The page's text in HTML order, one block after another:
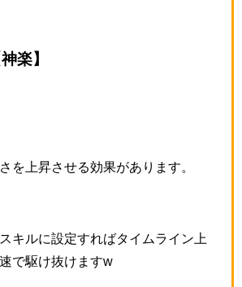
神楽】
を上昇させる効果があります。
キルに設定すればタイムライン上
で駆け抜けますw